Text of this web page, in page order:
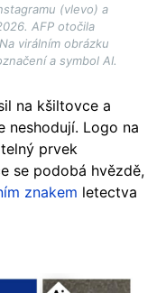
(vlevo) a
AFP otočila
virálním obrázku
a symbol AI.
na kšiltovce a
neshodují. Logo na
prvek
se podobá hvězdě,
znakem letectva